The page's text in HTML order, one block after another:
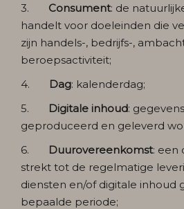
3. Consument: de
handelt voor doeleinden die
zijn handels-, bedrijfs-,
beroepsactiviteit;
4.
Dag: kalenderdag;
5.
Digitale inhoud:
geproduceerd en geleverd
6.
Duurovereenkomst: een
strekt tot de regelmatige
diensten en/of digitale inhoud
bepaalde periode;